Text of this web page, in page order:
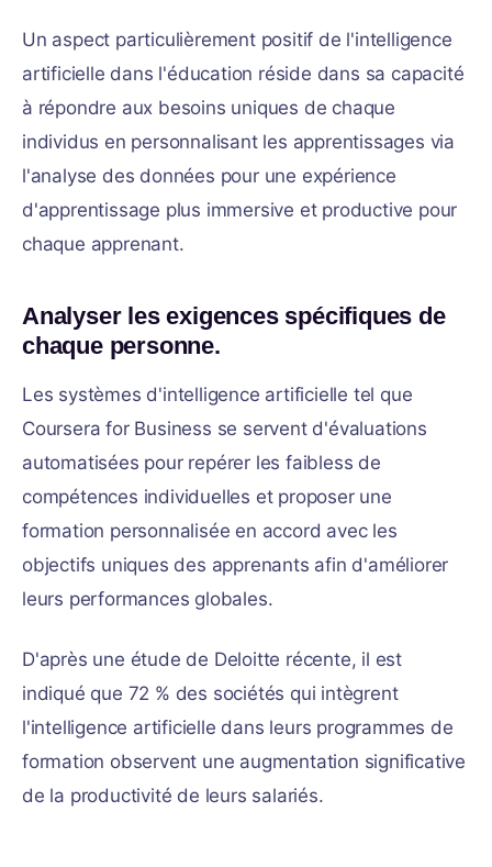
Un aspect particulièrement positif de l'intelligence
artificielle dans l'éducation réside dans sa capacité
à répondre aux besoins uniques de chaque
individus en personnalisant les apprentissages via
l'analyse des données pour une expérience
d'apprentissage plus immersive et productive pour
chaque apprenant.
Analyser les exigences spécifiques de
chaque personne.
Les systèmes d'intelligence artificielle tel que
Coursera for Business se servent d'évaluations
automatisées pour repérer les faibless de
compétences individuelles et proposer une
formation personnalisée en accord avec les
objectifs uniques des apprenants afin d'améliorer
leurs performances globales.
D'après une étude de Deloitte récente, il est
indiqué que 72 % des sociétés qui intègrent
l'intelligence artificielle dans leurs programmes de
formation observent une augmentation significative
de la productivité de leurs salariés.